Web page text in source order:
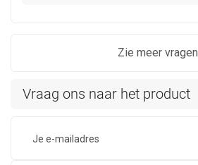
Zie meer vragen
Vraag ons naar het product